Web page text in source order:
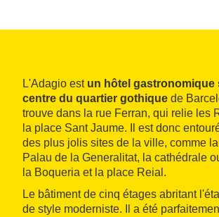
L'Adagio est un hôtel gastronomique
centre du quartier gothique de
trouve dans la rue Ferran, qui relie les
la place Sant Jaume. Il est donc
des plus jolis sites de la ville, comme
Palau de la Generalitat, la cathédrale
la Boqueria et la place Reial.
Le bâtiment de cinq étages abritant
de style moderniste. Il a été